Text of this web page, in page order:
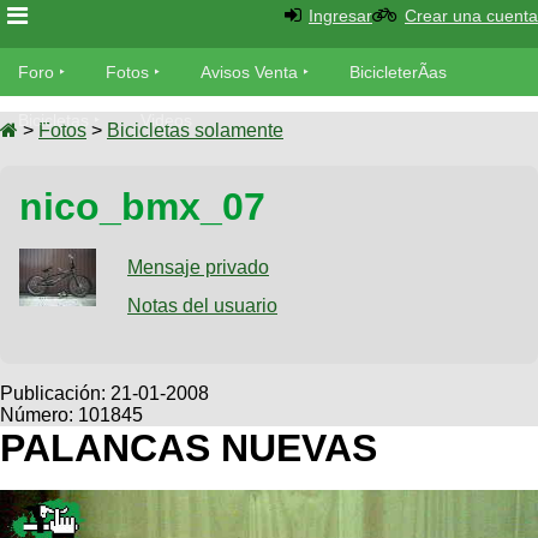
Foro
Foro
MecÃ¡nica
Fotos
SUBÃ
Galeria
Bicicletas
Viajes
Descenso
Dirt
Avisos
Ventas
SUBÃ
Buscar
Ultimos
Fotos
BicicleterÃ­
Bicicletas
Tandem
Videos
Cicloturismo
Ingresar Crear una cuenta
Foro Fotos Avisos Venta BicicleterÃ­as
Bicicletas Videos
> Fotos > Bicicletas solamente
nico_bmx_07
Mensaje privado
Notas del usuario
Publicación: 21-01-2008
Número: 101845
PALANCAS NUEVAS